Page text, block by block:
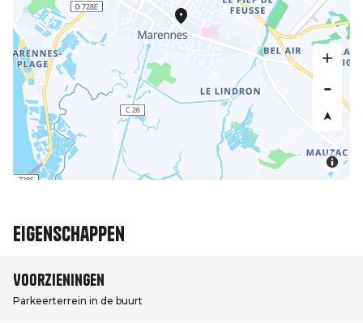
Eigenschappen
Voorzieningen
Parkeerterrein in de buurt